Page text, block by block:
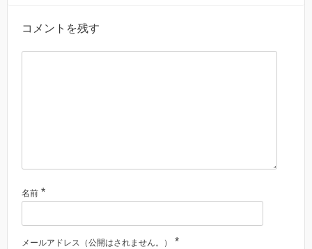
コメントを残す
名前 *
メールアドレス（公開はされません。） *